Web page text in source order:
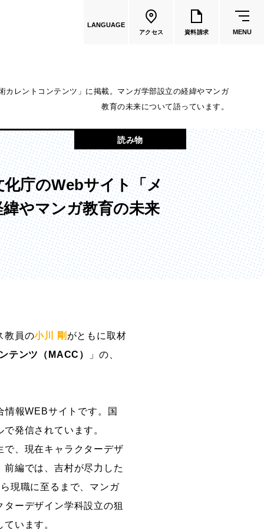
LANGUAGE
アクセス 資料請求 MENU
教員一覧
国際文化学部
（2026年度募集停止）
カートゥーンコース
（2025年度募集停止）
（仮称・構想中／2028年
レントコンテンツ」に掲載。マンガ学部設立の経緯やマンガ
教育の未来について語っています。
読み物
庁のWebサイト「メ
やマンガ教育の未来
教員の小川 剛 がともに取材
テンツ（MACC）
」の、
情報WEBサイトです。国
発信されています。
で、現在キャラクターデザ
編では、吉村が尽力した
現職に至るまで、マンガ
ーデザイン学科設立の狙
います。